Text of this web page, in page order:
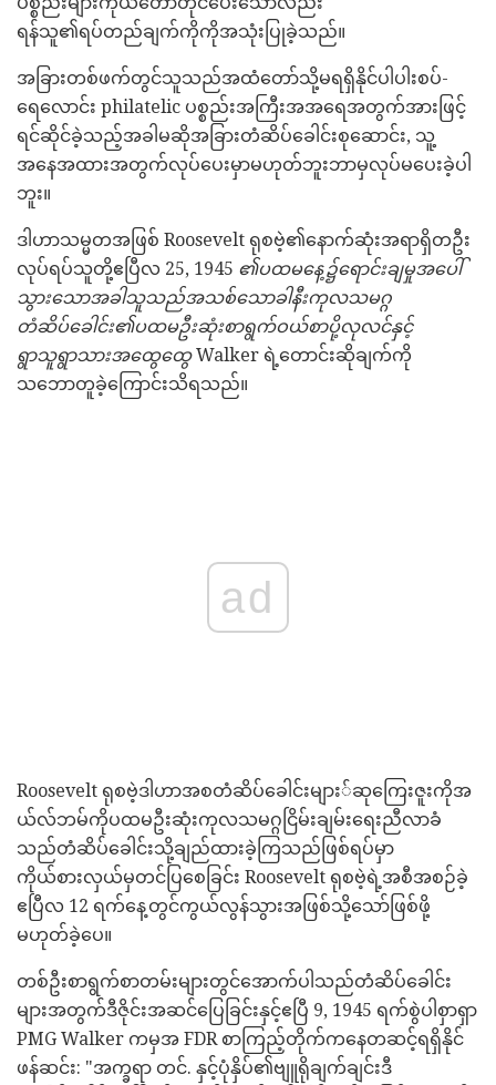
ရန်သူ၏ရပ်တည်ချက်ကိုကိုအသုံးပြုခဲ့သည်။
အခြားတစ်ဖက်တွင်သူသည်အထံတော်သို့မရရှိနိုင်ပါပါးစပ်-
ရေလောင်း philatelic ပစ္စည်းအကြီးအအရေအတွက်အားဖြင့်
ရင်ဆိုင်ခဲ့သည့်အခါမဆိုအခြားတံဆိပ်ခေါင်းစုဆောင်း, သူ့
အနေအထားအတွက်လုပ်ပေးမှာမဟုတ်ဘူးဘာမှလုပ်မပေးခဲ့ပါ
ဘူး။
ဒါဟာသမ္မတအဖြစ် Roosevelt ရုစဗဲ့၏နောက်ဆုံးအရာရှိတဦး
လုပ်ရပ်သူတို့ဧပြီလ 25, 1945 ၏ပထမနေ့၌ရောင်းချမှုအပေါ်
သွားသောအခါသူသည်အသစ်သောခါနီးကုလသမဂ္ဂ
တံဆိပ်ခေါင်း၏ပထမဦးဆုံးစာရွက်ဝယ်စာပို့လုလင်နှင့်
ရွာသူရွာသားအထွေထွေWalker ရဲ့တောင်းဆိုချက်ကို
သဘောတူခဲ့ကြောင်းသိရသည်။
ad
Roosevelt ရုစဗဲ့ဒါဟာအစတံဆိပ်ခေါင်းများ်ဆုကြေးဇူးကိုအ
ယ်လ်ဘမ်ကိုပထမဦးဆုံးကုလသမဂ္ဂငြိမ်းချမ်းရေးညီလာခံ
သည်တံဆိပ်ခေါင်းသို့ချည်ထားခဲ့ကြသည်ဖြစ်ရပ်မှာ
ကိုယ်စားလှယ်မှတင်ပြစေခြင်း Roosevelt ရုစဗဲ့ရဲ့အစီအစဉ်ခဲ့
ဧပြီလ 12 ရက်နေ့တွင်ကွယ်လွန်သွားအဖြစ်သို့သော်ဖြစ်ဖို့
မဟုတ်ခဲ့ပေ။
တစ်ဦးစာရွက်စာတမ်းများတွင်အောက်ပါသည်တံဆိပ်ခေါင်း
များအတွက်ဒီဇိုင်းအဆင်ပြေခြင်းနှင့်ဧပြီ 9, 1945 ရက်စွဲပါစှာရှာ
PMG Walker ကမှအ FDR စာကြည့်တိုက်ကနေတဆင့်ရရှိနိုင်
ဖန်ဆင်း: "အက္ခရာ တင်. နှင့်ပုံနှိပ်၏ဗျူရိုချက်ချင်းဒီ